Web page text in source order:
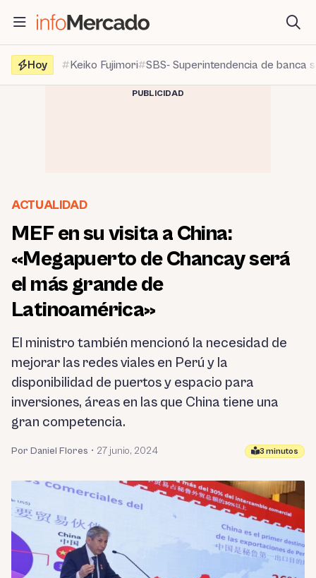
contenido
Hoy
Keiko Fujimori SBS- Superintendencia de banca
PUBLICIDAD
ACTUALIDAD
MEF en su visita a China:
«Megapuerto de Chancay será
el más grande de
Latinoamérica»
El ministro también mencionó la necesidad de
mejorar las redes viales en Perú y la
disponibilidad de puertos y espacio para
inversiones, áreas en las que China tiene una
gran competencia.
Por Daniel Flores • 27 junio, 2024 3 minutos